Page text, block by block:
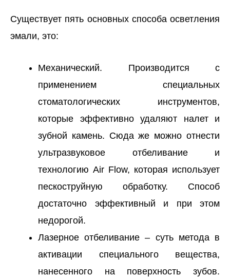
Существует пять основных способа осветления
эмали, это:
Механический. Производится с
применением специальных
стоматологических инструментов,
которые эффективно удаляют налет и
зубной камень. Сюда же можно отнести
ультразвуковое отбеливание и
технологию Air Flow, которая использует
пескоструйную обработку. Способ
достаточно эффективный и при этом
недорогой.
Лазерное отбеливание – суть метода в
активации специального вещества,
нанесенного на поверхность зубов.